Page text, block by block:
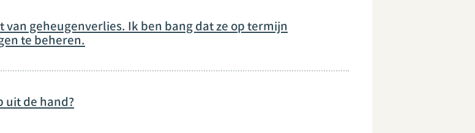
geheugenverlies. Ik ben bang dat ze op termijn
te beheren.
uit de hand?